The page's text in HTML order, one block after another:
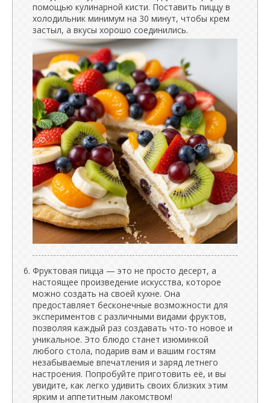
помощью кулинарной кисти. Поставить пиццу в
холодильник минимум на 30 минут, чтобы крем
застыл, а вкусы хорошо соединились.
Фруктовая пицца — это не просто десерт, а
настоящее произведение искусства, которое
можно создать на своей кухне. Она
предоставляет бесконечные возможности для
экспериментов с различными видами фруктов,
позволяя каждый раз создавать что-то новое и
уникальное. Это блюдо станет изюминкой
любого стола, подарив вам и вашим гостям
незабываемые впечатления и заряд летнего
настроения. Попробуйте приготовить её, и вы
увидите, как легко удивить своих близких этим
ярким и аппетитным лакомством!